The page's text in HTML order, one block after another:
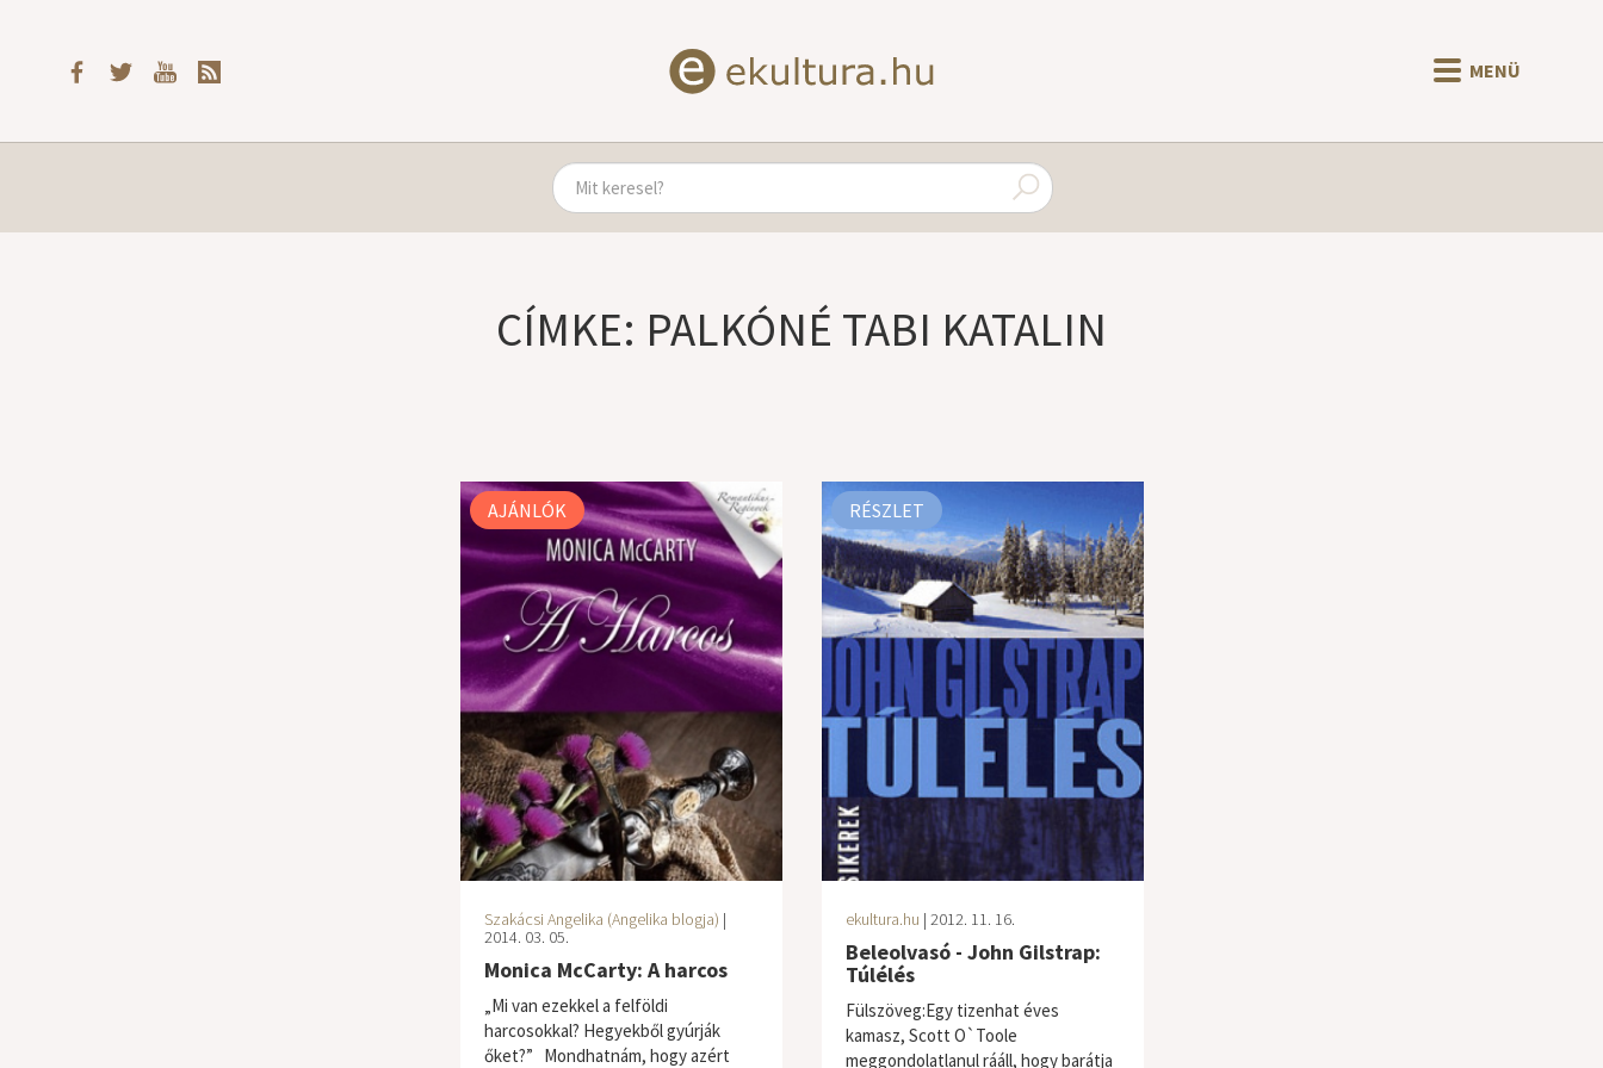
MENÜ
CÍMKE: PALKÓNÉ TABI KATALIN
AJÁNLÓK
Szakácsi Angelika (Angelika blogja) |
2014. 03. 05.
Monica McCarty: A harcos
„Mi van ezekkel a felföldi
harcosokkal? Hegyekből gyúrják
őket?” Mondhatnám, hogy azért
RÉSZLET
ekultura.hu | 2012. 11. 16.
Beleolvasó - John Gilstrap:
Túlélés
Fülszöveg:Egy tizenhat éves
kamasz, Scott O`Toole
meggondolatlanul rááll, hogy barátja